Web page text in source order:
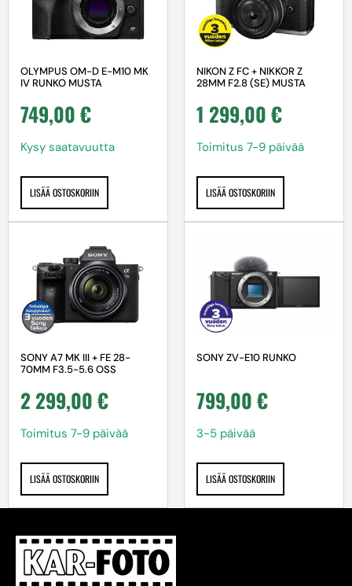
OLYMPUS OM-D E-M10 MK
IV RUNKO MUSTA
749,00€
Kysy saatavuutta
LISÄÄ OSTOSKORIIN
NIKON Z FC + NIKKOR Z
28MM F2.8 (SE) MUSTA
1 299,00€
Toimitus 7-9 päivää
LISÄÄ OSTOSKORIIN
SONY A7 MK III + FE 28-
70MM F3.5-5.6 OSS
2 299,00€
Toimitus 7-9 päivää
LISÄÄ OSTOSKORIIN
SONY ZV-E10 RUNKO
799,00€
3-5 päivää
LISÄÄ OSTOSKORIIN